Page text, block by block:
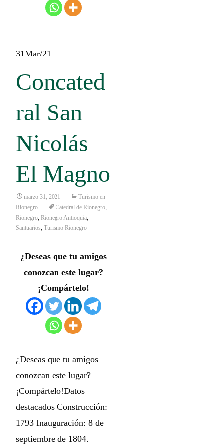
31Mar/21
Concated
ral San
Nicolás
El Magno
marzo 31, 2021
Turismo en
Rionegro
Catedral de Rionegro
Rionegro Rionegro Antioquia
Santuarios Turismo Rionegro
¿Deseas que tu amigos
conozcan este lugar?
¡Compártelo!
¿Deseas que tu amigos
conozcan este lugar?
¡Compártelo!Datos
destacados Construcción:
1793 Inauguración: 8 de
septiembre de 1804.